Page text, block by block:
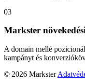
03
Markster
A domain mellé
kampányt és
© 2026 Markster